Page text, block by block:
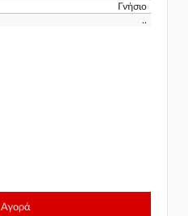
Γνήσιο
..
Αγορά